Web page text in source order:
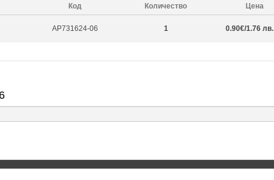
Код Количество Цена
AP731624-06 1 0.90€/1.76